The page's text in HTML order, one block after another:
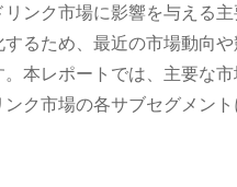
ンク市場に影響を与える主
るため、最近の市場動向
本レポートでは、主要な
ク市場の各サブセグメント